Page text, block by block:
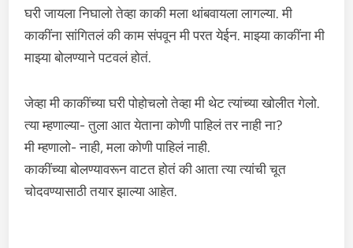
घरी जायला निघालो तेव्हा काकी मला थांबवायला लागल्या. मी
काकींना सांगितलं की काम संपवून मी परत येईन. माझ्या काकींना मी
माझ्या बोलण्याने पटवलं होतं.
जेव्हा मी काकींच्या घरी पोहोचलो तेव्हा मी थेट त्यांच्या खोलीत गेलो.
त्या म्हणाल्या- तुला आत येताना कोणी पाहिलं तर नाही ना?
मी म्हणालो- नाही, मला कोणी पाहिलं नाही.
काकींच्या बोलण्यावरून वाटत होतं की आता त्या त्यांची चूत
चोदवण्यासाठी तयार झाल्या आहेत.